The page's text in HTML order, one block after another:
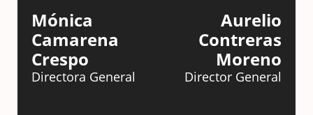
Mónica
Camarena
Crespo
Directora General
Aurelio
Contreras
Moreno
Director General